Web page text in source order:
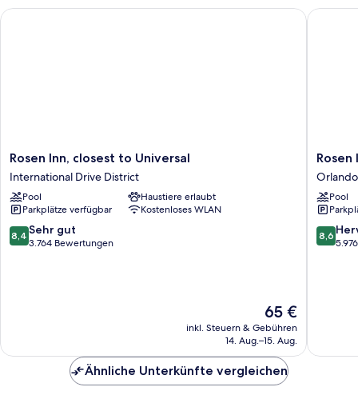
Rosen
Inn,
closest
to
Universal
International
Drive
Rosen Inn, closest to Universal
International Drive District
Pool
Haustiere erlaubt
Parkplätze verfügbar
Kostenloses WLAN
8.4
von
8,4 Sehr gut
3.764 Bewertungen
Der
Preis
beträgt
65 €
inkl. Steuern & Gebühren
14. Aug.–15. Aug.
Rosen Inn, closest to Universal
Rosen
Inn
Lake
Buena
Vista
Orlando
Rosen
Orlando
Pool
8.6
von
8,6
Rosen
Ähnliche Unterkünfte vergleichen